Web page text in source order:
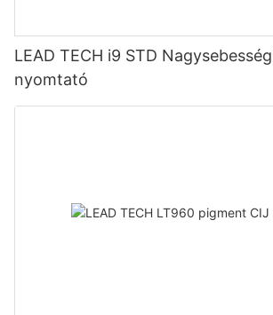
LEAD TECH i9 STD
nyomtató